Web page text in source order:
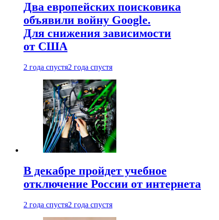
Два европейских поисковика
объявили войну Google.
Для снижения зависимости
от США
2 года спустя2 года спустя
В декабре пройдет учебное
отключение России от интернета
2 года спустя2 года спустя